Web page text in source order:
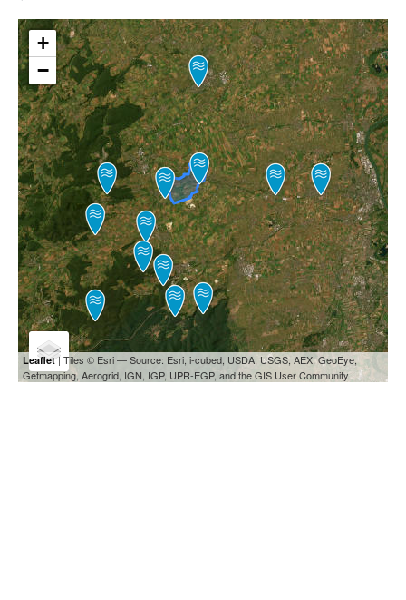
+
−
Leaflet| Tiles © Esri — Source: Esri, i-cubed, USDA, USGS, AEX, GeoEye,
Getmapping, Aerogrid, IGN, IGP, UPR-EGP, and the GIS User Community